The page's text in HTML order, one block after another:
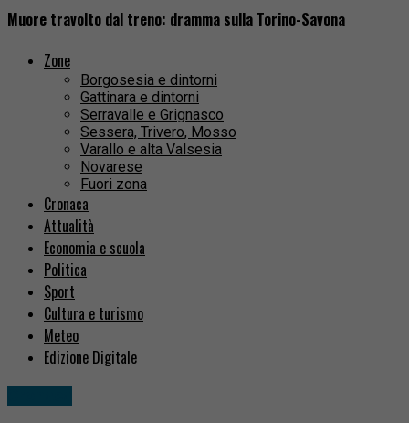
Muore travolto dal treno: dramma sulla Torino-Savona
Zone
Borgosesia e dintorni
Gattinara e dintorni
Serravalle e Grignasco
Sessera, Trivero, Mosso
Varallo e alta Valsesia
Novarese
Fuori zona
Cronaca
Attualità
Economia e scuola
Politica
Sport
Cultura e turismo
Meteo
Edizione Digitale